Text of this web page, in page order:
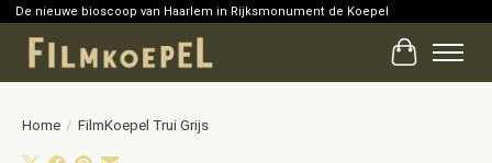
De nieuwe bioscoop van Haarlem in Rijksmonument de Koepel
Home / FilmKoepel Trui Grijs